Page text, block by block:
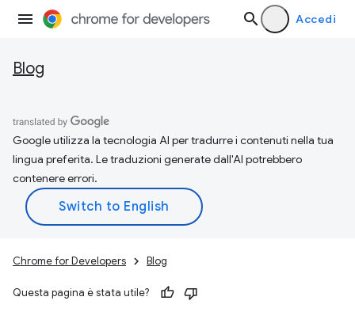
Accedi
Blog
Google utilizza la tecnologia AI per tradurre i contenuti nella tua
lingua preferita. Le traduzioni generate dall'AI potrebbero
contenere errori.
Chrome for Developers Blog
Questa pagina è stata utile?